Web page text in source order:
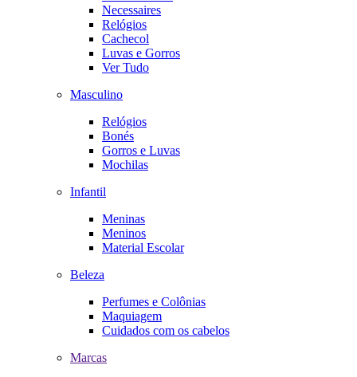
Necessaires
Relógios
Cachecol
Luvas e Gorros
Ver Tudo
Masculino
Relógios
Bonés
Gorros e Luvas
Mochilas
Infantil
Meninas
Meninos
Material Escolar
Beleza
Perfumes e Colônias
Maquiagem
Cuidados com os cabelos
Marcas